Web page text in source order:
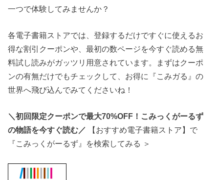
一つで体験してみませんか？
各電子書籍ストアでは、登録するだけですぐに使えるお
得な割引クーポンや、最初の数ページを今すぐ読める無
料試し読みがガッツリ用意されています。まずはクーポ
ンの有無だけでもチェックして、お得に『こみガる』の
世界へ飛び込んでみてくださいね！
＼初回限定クーポンで最大70%OFF！こみっくがーるず
の物語を今すぐ読む／
【おすすめ電子書籍ストア】で
『こみっくがーるず』を検索してみる ＞